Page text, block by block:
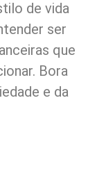
de vida
ser
que
Bora
e da